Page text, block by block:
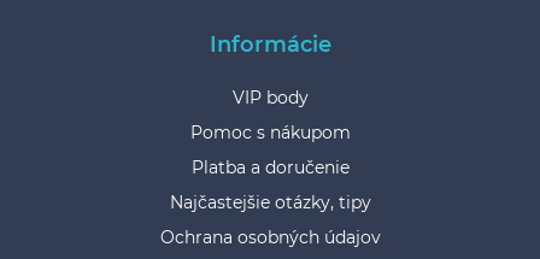
Informácie
VIP body
Pomoc s nákupom
Platba a doručenie
Najčastejšie otázky, tipy
Ochrana osobných údajov